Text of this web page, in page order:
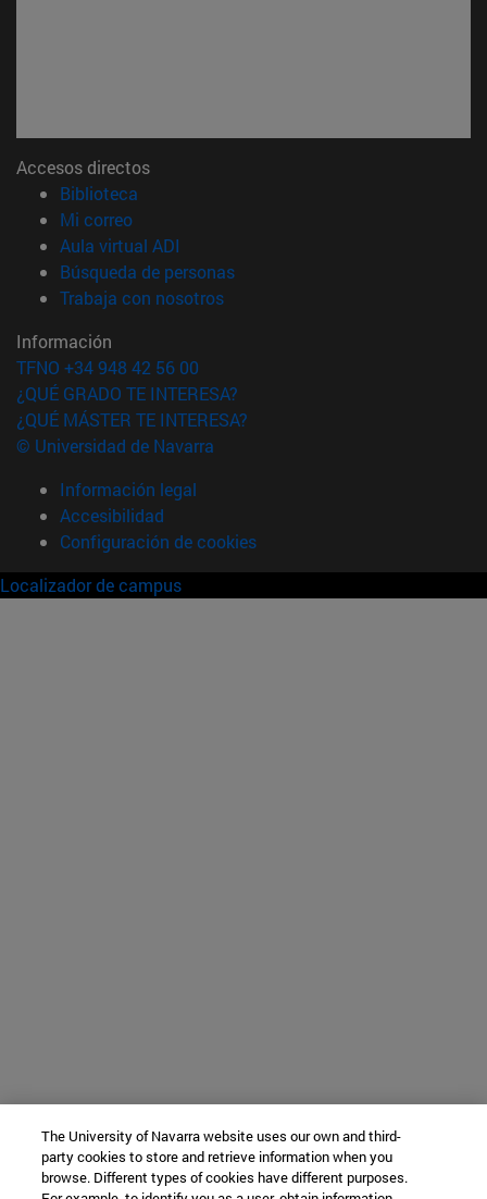
Accesos directos
Biblioteca
Mi correo(abre en nueva ventana)
Aula virtual ADI
Búsqueda de personas(abre en nueva ventana)
Trabaja con nosotros(abre en nueva ventana)
Información
TFNO +34 948 42 56 00
¿QUÉ GRADO TE INTERESA?
¿QUÉ MÁSTER TE INTERESA?
© Universidad de Navarra
Información legal
Accesibilidad
Configuración de cookies
Localizador de campus
The University of Navarra website uses our own and third-
party cookies to store and retrieve information when you
browse. Different types of cookies have different purposes.